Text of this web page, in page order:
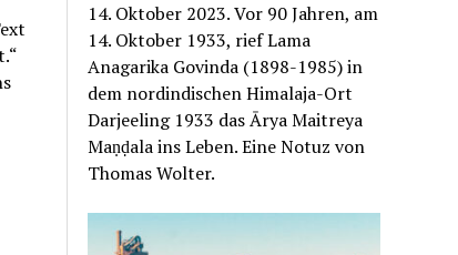
14. Oktober 2023. Vor 90 Jahren, am
14. Oktober 1933, rief Lama
Anagarika Govinda (1898-1985) in
dem nordindischen Himalaja-Ort
Darjeeling 1933 das Ārya Maitreya
Maṇḍala ins Leben. Eine Notuz von
Thomas Wolter.